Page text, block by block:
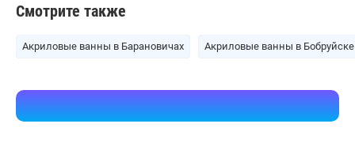
Смотрите также
Акриловые ванны в Барановичах Акриловые ванны в Бобруйске